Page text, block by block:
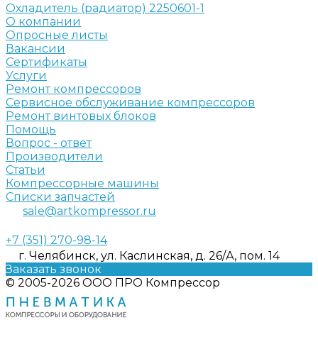
Охладитель (радиатор) 2250601-1
О компании
Опросные листы
Вакансии
Сертификаты
Услуги
Ремонт компрессоров
Сервисное обслуживание компрессоров
Ремонт винтовых блоков
Помощь
Вопрос - ответ
Производители
Статьи
Компрессорные машины
Списки запчастей
sale@artkompressor.ru
+7 (351) 270-98-14
г. Челябинск, ул. Каслинская, д. 26/А, пом. 14
Заказать звонок
© 2005-2026 ООО ПРО Компрессор